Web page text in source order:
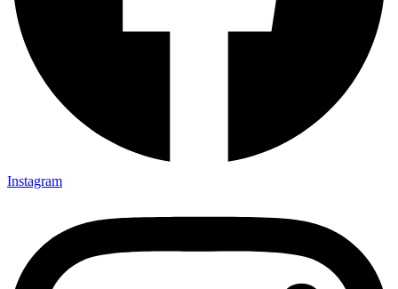
Instagram